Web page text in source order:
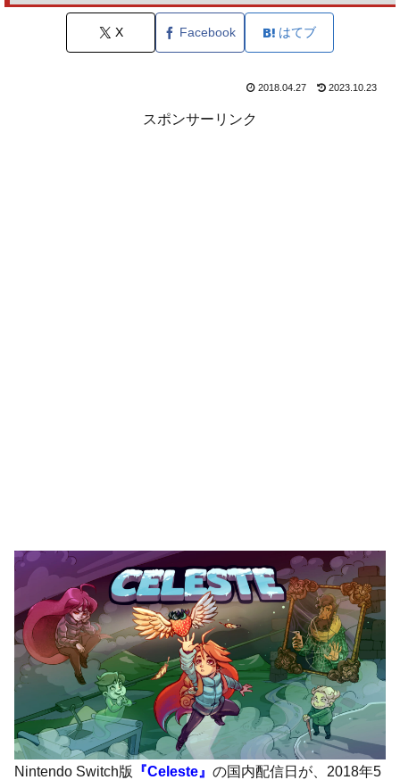
X Facebook はてブ
2018.04.27 2023.10.23
スポンサーリンク
Nintendo Switch版 『Celeste』 の国内配信日が、2018年5